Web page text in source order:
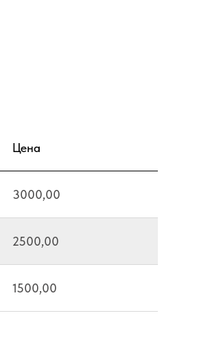
Цена
3000,00
2500,00
1500,00